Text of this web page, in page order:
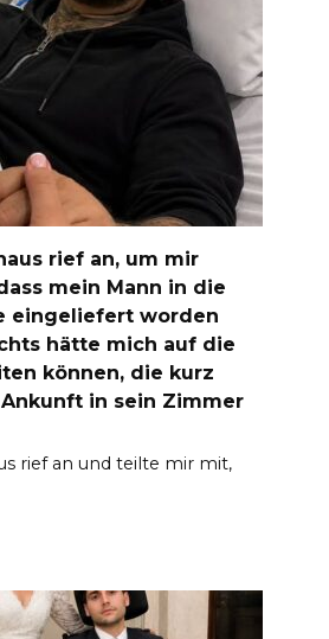
rief an, um mir
mein Mann in die
eingeliefert worden
hätte mich auf die
können, die kurz
in sein Zimmer
rief an und teilte mir mit,